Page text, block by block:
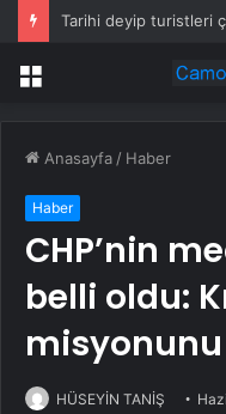
Menü
Anasayfa / Haber
Haber
CHP’nin
belli oldu:
HÜSEYİN TANİŞ